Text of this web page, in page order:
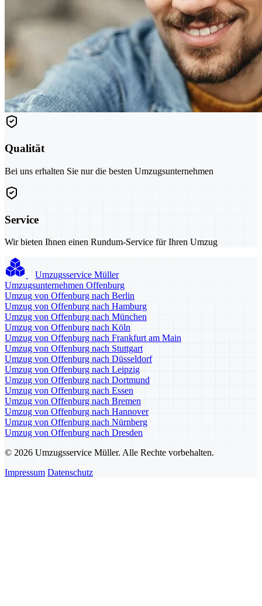
Qualität
Bei uns erhalten Sie nur die besten Umzugsunternehmen
Service
Wir bieten Ihnen einen Rundum-Service für Ihren Umzug
Umzugsservice Müller
Umzugsunternehmen Offenburg
Umzug von Offenburg nach Berlin
Umzug von Offenburg nach Hamburg
Umzug von Offenburg nach München
Umzug von Offenburg nach Köln
Umzug von Offenburg nach Frankfurt am Main
Umzug von Offenburg nach Stuttgart
Umzug von Offenburg nach Düsseldorf
Umzug von Offenburg nach Leipzig
Umzug von Offenburg nach Dortmund
Umzug von Offenburg nach Essen
Umzug von Offenburg nach Bremen
Umzug von Offenburg nach Hannover
Umzug von Offenburg nach Nürnberg
Umzug von Offenburg nach Dresden
© 2026 Umzugsservice Müller. Alle Rechte vorbehalten.
Impressum Datenschutz